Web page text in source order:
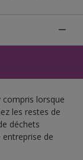
compris lorsque
les restes de
déchets
de